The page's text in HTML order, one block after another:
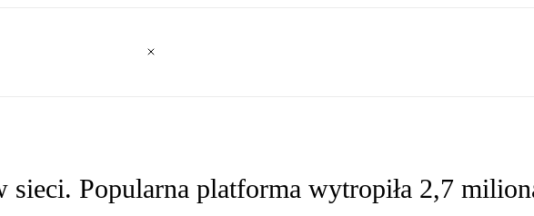
Popularna platforma wytropiła 2,7